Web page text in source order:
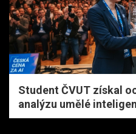
Student ČVUT získal
analýzu umělé